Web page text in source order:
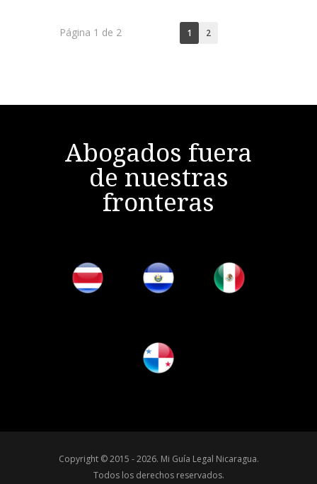
Página 1 de 2 1 2
Abogados fuera
de nuestras
fronteras
Copyright © 2015 - 2026. Mi Guía Legal Nicaragua.
Todos los derechos reservados.